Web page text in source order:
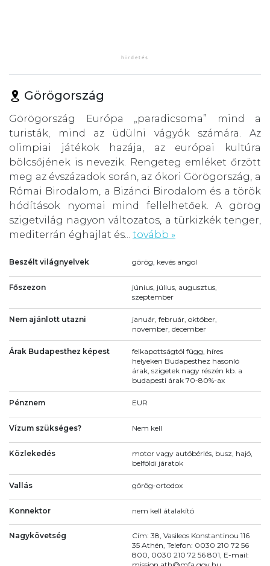
Görögország
Görögország Európa „paradicsoma” mind a
turisták, mind az üdülni vágyók számára. Az
olimpiai játékok hazája, az európai kultúra
bölcsőjének is nevezik. Rengeteg emléket őrzött
meg az évszázadok során, az ókori Görögország, a
Római Birodalom, a Bizánci Birodalom és a török
hódítások nyomai mind fellelhetőek. A görög
szigetvilág nagyon változatos, a türkizkék tenger,
mediterrán éghajlat és... tovább »
Beszélt világnyelvek görög, kevés angol
Főszezon
június, július, augusztus,
szeptember
Nem ajánlott utazni
január, február, október,
november, december
Árak Budapesthez képest
felkapottságtól függ, híres
helyeken Budapesthez hasonló
árak, szigetek nagy részén kb. a
budapesti árak 70-80%-ax
Pénznem EUR
Vízum szükséges? Nem kell
Közlekedés
motor vagy autóbérlés, busz, hajó,
belföldi járatok
Vallás görög-ortodox
Konnektor nem kell átalakító
Nagykövetség
Cím: 38, Vasileos Konstantinou 116
35 Athén, Telefon: 0030 210 72 56
800, 0030 210 72 56 801, E-mail: